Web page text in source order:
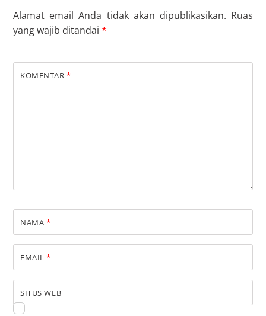
Alamat email Anda tidak akan dipublikasikan. Ruas
yang wajib ditandai*
KOMENTAR*
NAMA *
EMAIL*
SITUS WEB